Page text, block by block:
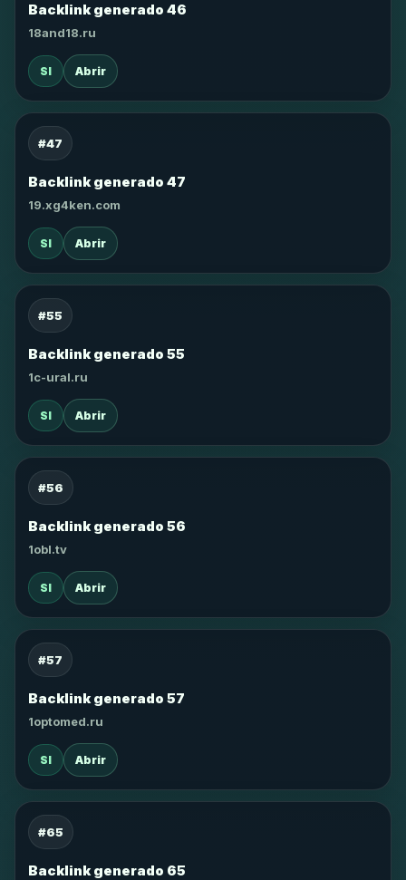
Backlink generado 46
18and18.ru
SI Abrir
#47
Backlink generado 47
19.xg4ken.com
SI Abrir
#55
Backlink generado 55
1c-ural.ru
SI Abrir
#56
Backlink generado 56
1obl.tv
SI Abrir
#57
Backlink generado 57
1optomed.ru
SI Abrir
#65
Backlink generado 65